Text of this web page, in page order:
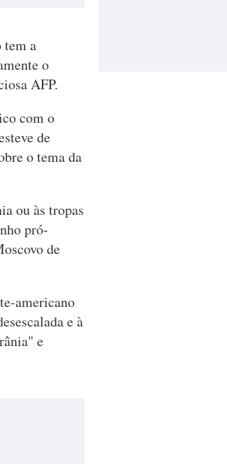
tem a
o
AFP.
com o
de
o tema da
ou às tropas
pró-
de
americano
e à
e